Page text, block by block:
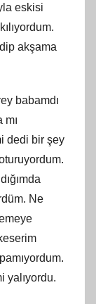
eskisi
akşama
babamdı
dedi bir şey
Ne
yalıyordu.